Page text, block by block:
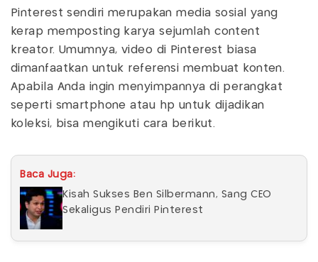
Pinterest sendiri merupakan media sosial yang
kerap memposting karya sejumlah content
kreator. Umumnya, video di Pinterest biasa
dimanfaatkan untuk referensi membuat konten.
Apabila Anda ingin menyimpannya di perangkat
seperti smartphone atau hp untuk dijadikan
koleksi, bisa mengikuti cara berikut.
Baca Juga:
Kisah Sukses Ben Silbermann, Sang CEO
Sekaligus Pendiri Pinterest